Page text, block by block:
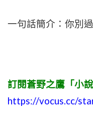
一句話簡介：你別
訂閱蒼野之鷹「小
https://vocus.cc/